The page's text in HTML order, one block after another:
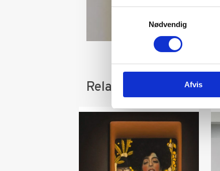
Nødvendig
Afvis
Relaterede varer